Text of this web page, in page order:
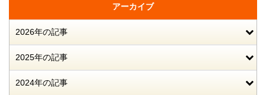
アーカイブ
2026年の記事
2025年の記事
2024年の記事